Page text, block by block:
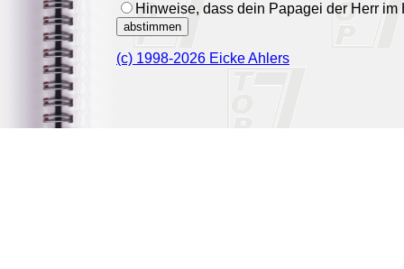
Hinweise, dass dein Papagei der Herr im
(c) 1998-2026 Eicke Ahlers